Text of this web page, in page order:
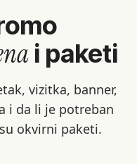
i paketi
vizitka, banner,
i da li je potreban
okvirni paketi.